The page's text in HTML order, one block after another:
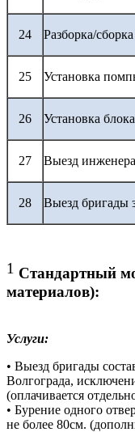
24 Разборка/
25 Установка
26 Установка
27 Выезд
28 Выезд бригады
1 Стандартный
материалов):
Услуги:
• Выезд бригады
Волгограда,
(оплачивается
• Бурение одного
не более 80см.